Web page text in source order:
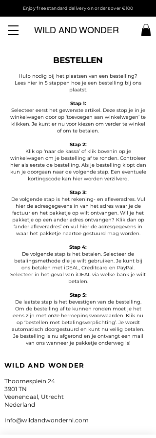
Enjoy free standard delivery on orders over €100
WILD AND WONDER
BESTELLEN
Hulp nodig bij het plaatsen van een bestelling?
Lees hier in 5 stappen hoe je een bestelling bij ons
plaatst.
Stap 1:
Selecteer eerst het gewenste artikel. Deze stop je in je
winkelwagen door op ‘toevoegen aan winkelwagen’ te
klikken. Je kunt er nu voor kiezen om verder te winkel
of om te betalen.
Stap 2:
Klik op ‘naar de kassa’ of klik bovenin op je
winkelwagen om je bestelling af te ronden. Controleer
hier als eerste de bestelling. Als je bestelling klopt dan
kun je doorgaan naar de volgende stap. Een eventuele
kortingscode kan hier worden verzilverd.
Stap 3:
De volgende stap is het rekening- en afleveradres. Vul
hier de adresgegevens in van het adres waar je de
factuur en het pakketje op wilt ontvangen. Wil je het
pakketje op een ander adres ontvangen? Klik dan op
‘ander afleveradres’ en vul hier de adresgegevens in
waar het pakketje naartoe gestuurd mag worden.
Stap 4:
De volgende stap is het betalen. Selecteer de
betalingsmethode die je wilt gebruiken. Je kunt bij
ons betalen met iDEAL, Creditcard en PayPal.
Selecteer in het geval van iDEAL via welke bank je wilt
betalen.
Stap 5:
De laatste stap is het bevestigen van de bestelling.
Om de bestelling af te kunnen ronden moet je het
eens zijn met onze herroepingsvoorwaarden. Klik nu
op ‘bestellen met betalingsverplichting’. Je wordt
automatisch doorgestuurd en kunt nu veilig betalen.
Je bestelling is nu afgerond en je ontvangt een mail
van ons wanneer je pakketje onderweg is!
WILD AND WONDER
Thoomesplein 24
3901 TN
Veenendaal, Utrecht
Nederland
Info@wildandwondernl.com